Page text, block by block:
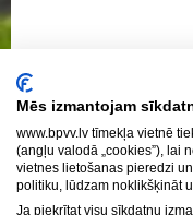
Mācību stundu norises
BPVV skolotāju
Normatīvie akti
Audzināšanas darba
Mēs izmantojam
www.bpvv.lv tīmekļa vietnē
(angļu valodā „cookies”), lai
vietnes lietošanas pieredzi
politiku, lūdzam noklikšķināt
Ja piekrītat visu sīkdatņu